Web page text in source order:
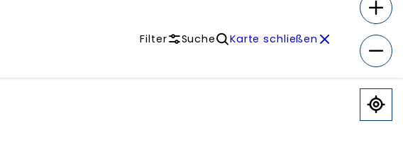
Filter Suche Karte schließen